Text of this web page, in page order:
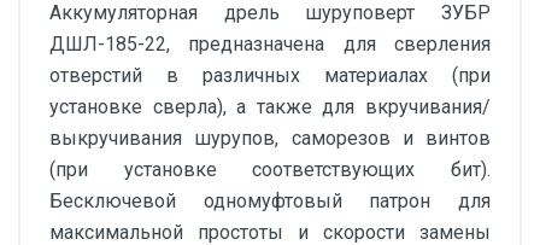
Аккумуляторная дрель шуруповерт ЗУБР
ДШЛ-185-22, предназначена для сверления
отверстий в различных материалах (при
установке сверла), а также для вкручивания/
выкручивания шурупов, саморезов и винтов
(при установке соответствующих бит).
Бесключевой одномуфтовый патрон для
максимальной простоты и скорости замены